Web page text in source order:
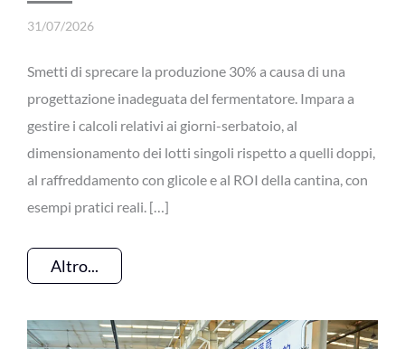
31/07/2026
Smetti di sprecare la produzione 30% a causa di una
progettazione inadeguata del fermentatore. Impara a
gestire i calcoli relativi ai giorni-serbatoio, al
dimensionamento dei lotti singoli rispetto a quelli doppi,
al raffreddamento con glicole e al ROI della cantina, con
esempi pratici reali. […]
Altro...